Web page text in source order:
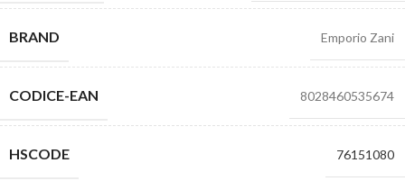
BRAND Emporio Zani
CODICE-EAN 8028460535674
HSCODE 76151080